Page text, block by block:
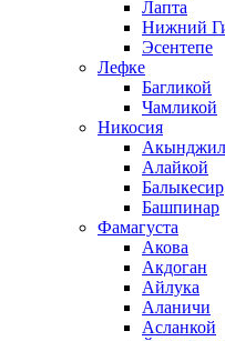
Лапта
Нижний
Эсентепе
Лефке
Багликой
Чамликой
Никосия
Алайкой
Балыкесир
Башпинар
Фамагуста
Акова
Акдоган
Айлука
Аланичи
Асланкой